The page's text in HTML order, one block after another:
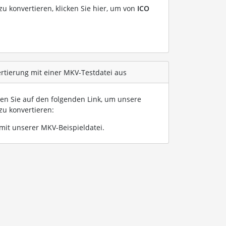
konvertieren, klicken Sie hier, um von ICO
mit einer MKV-Testdatei aus
Sie auf den folgenden Link, um unsere
konvertieren:
unserer MKV-Beispieldatei.